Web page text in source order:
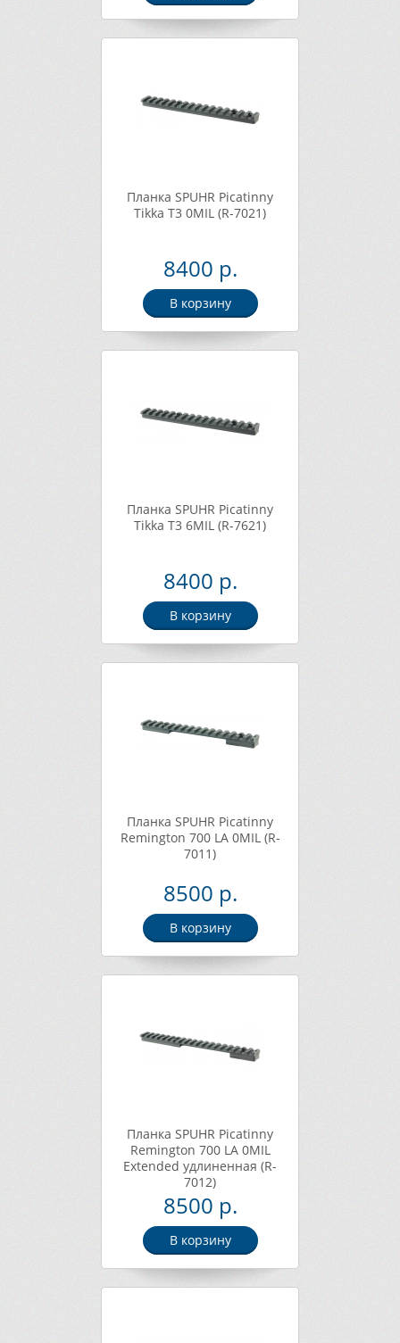
Планка SPUHR Picatinny
Tikka T3 0MIL (R-7021)
8400 р.
В корзину
Планка SPUHR Picatinny
Tikka T3 6MIL (R-7621)
8400 р.
В корзину
Планка SPUHR Picatinny
Remington 700 LA 0MIL (R-
7011)
8500 р.
В корзину
Планка SPUHR Picatinny
Remington 700 LA 0MIL
Extended удлиненная (R-
7012)
8500 р.
В корзину